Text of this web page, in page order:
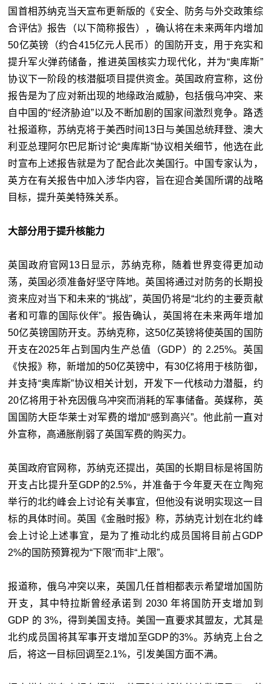
国首相苏纳克当天宣布更新版的《安全、防务与外交政策综
合评估》报告（以下简称报告），确认将在未来两年内增加
50亿英镑（约合415亿元人民币）的国防开支，用于充实和
提升军火弹药储备，推进英国核实力现代化，并为“奥库斯”
协议下一阶段的核潜艇项目提供资金。英国政府宣称，这份
报告是为了应对新出现的地缘政治威胁，包括俄乌冲突、来
自中国的“经济胁迫”以及不断加剧的国家间激烈竞争。路透
社报道称，苏纳克将于美西时间13日与美国总统拜登、澳大
利亚总理阿尔巴尼斯讨论“奥库斯”协议相关细节，他选在此
时宣布上述报告就是为了配合此次美国行。中国专家认为，
英方在有关报告中加入涉华内容，旨在迎合美国所谓的战略
目标，提升英美特殊关系。
大部分用于提升核能力
英国政府官网13日显示，苏纳克称，随着世界变得更加动
荡，英国必须准备好坚守阵地。英国将通过对防务的长期投
资来应对当下和未来的“挑战”，英国仍将是“北约的主要贡献
者和可靠的国际伙伴”。报告确认，英国将在未来两年增加
50亿英镑国防开支。苏纳克称，这50亿英镑将使英国的国防
开支在2025年占到国内生产总值（GDP）的 2.25%。英国
《快报》称，新增加的50亿英镑中，有30亿将用于核防御，
并支持“奥库斯”协议相关计划，开发下一代核动力潜艇，约
20亿将用于补充因俄乌冲突而消耗的军事储备。英媒称，英
国国防大臣华莱士对军费的增加“感到高兴”。他此前一直对
外宣称，高通胀削弱了英国军费的购买力。
英国政府官网称，苏纳克还提出，英国的长期目标是将国防
开支占比提升至GDP的2.5%，并准备于今年夏天在立陶宛
举行的北约峰会上讨论有关事宜，但他没有说明实现这一目
标的具体时间。英国《金融时报》称，苏纳克计划在北约峰
会上讨论上述事宜，是为了推动北约成员国将目前占GDP
2%的国防预算视为“下限”而非“上限”。
报道称，俄乌冲突以来，英国几任首相都表示希望增加国防
开支，其中特拉斯曾经承诺到 2030 年将国防开支增加到
GDP 的 3%，得到美国支持。美国一直要求其盟友，尤其是
北约成员国将其军事开支增加至GDP的3%。苏纳克上台之
后，将这一目标回调至2.1%，引发美国方面不满。